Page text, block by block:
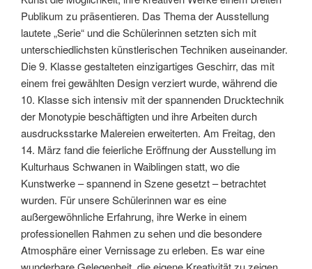
Publikum zu präsentieren. Das Thema der Ausstellung
lautete „Serie“ und die Schülerinnen setzten sich mit
unterschiedlichsten künstlerischen Techniken auseinander.
Die 9. Klasse gestalteten einzigartiges Geschirr, das mit
einem frei gewählten Design verziert wurde, während die
10. Klasse sich intensiv mit der spannenden Drucktechnik
der Monotypie beschäftigten und ihre Arbeiten durch
ausdrucksstarke Malereien erweiterten. Am Freitag, den
14. März fand die feierliche Eröffnung der Ausstellung im
Kulturhaus Schwanen in Waiblingen statt, wo die
Kunstwerke – spannend in Szene gesetzt – betrachtet
wurden. Für unsere Schülerinnen war es eine
außergewöhnliche Erfahrung, ihre Werke in einem
professionellen Rahmen zu sehen und die besondere
Atmosphäre einer Vernissage zu erleben. Es war eine